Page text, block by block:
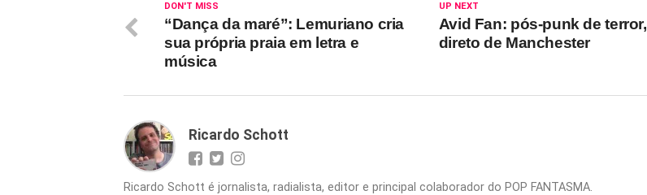
UP NEXT
Avid Fan: pós-punk de terror,
direto de Manchester
DON'T MISS
“Dança da maré”: Lemuriano cria
sua própria praia em letra e
música
Ricardo Schott
Ricardo Schott é jornalista, radialista, editor e principal colaborador do POP FANTASMA.